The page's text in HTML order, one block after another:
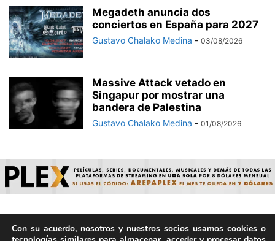
Megadeth anuncia dos
conciertos en España para 2027
Gustavo Chalako Medina - 03/08/2026
Massive Attack vetado en
Singapur por mostrar una
bandera de Palestina
Gustavo Chalako Medina - 01/08/2026
© ArepaVolatil.Com 2021-2025 - Hecho por humanos, no por
Con su acuerdo, nosotros y nuestros socios usamos cookies o